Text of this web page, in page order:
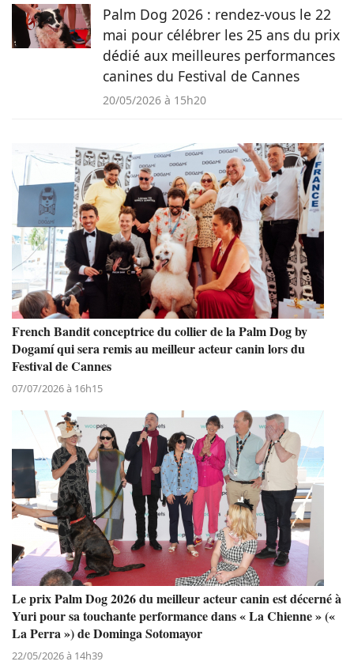
Palm Dog 2026 : rendez-vous le 22
mai pour célébrer les 25 ans du prix
dédié aux meilleures performances
canines du Festival de Cannes
20/05/2026 à 15h20
French Bandit conceptrice du collier de la Palm Dog by
Dogamí qui sera remis au meilleur acteur canin lors du
Festival de Cannes
07/07/2026 à 16h15
Le prix Palm Dog 2026 du meilleur acteur canin est décerné à
Yuri pour sa touchante performance dans « La Chienne » («
La Perra ») de Dominga Sotomayor
22/05/2026 à 14h39